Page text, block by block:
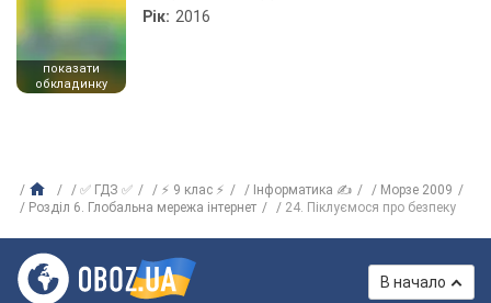
показати
обкладинку
Рік: 2016
✅ ГДЗ ✅ ⚡ 9 клас ⚡ Інформатика ✍
Морзе 2009
Розділ 6. Глобальна мережа інтернет
24. Піклуємося про безпеку
В начало